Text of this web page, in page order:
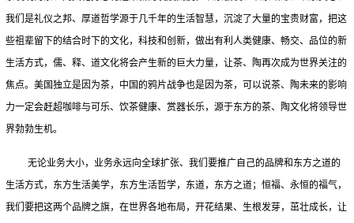
我们是礼仪之邦、厚道哲学源于几千年的生活智慧，沉淀了大量的宝贵财富，把这
些祖辈留下的结合时下的文化，科技和创新，做出有利人类健康、畅交、品位的新
生活方式，儒、释、道文化将会产生新的巨大力量，让茶、陶再次成为世界关注的
焦点。美国独立是因为茶，中国的鸦片战争也是因为茶，可以说茶、陶未来的影响
力一定会赶超咖啡与可乐、饮茶健康、赏器长乐，源于东方的茶、陶文化将领导世
界勃勃生机。
无论业务大小，业务永远向全球扩张、我们要推广自己的品牌和东方之道的
生活方式，东方生活美学，东方生活哲学，东道，东方之道；恒福、永恒的福气，
我们要把这两个品牌之旗，在世界各地布局，开花结果、生根发芽，茁壮成长，让